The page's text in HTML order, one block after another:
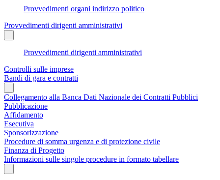
Provvedimenti organi indirizzo politico
Provvedimenti dirigenti amministrativi
Provvedimenti dirigenti amministrativi
Controlli sulle imprese
Bandi di gara e contratti
Collegamento alla Banca Dati Nazionale dei Contratti Pubblici
Pubblicazione
Affidamento
Esecutiva
Sponsorizzazione
Procedure di somma urgenza e di protezione civile
Finanza di Progetto
Informazioni sulle singole procedure in formato tabellare